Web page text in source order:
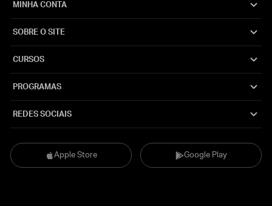
Apple Store Google Play
MINHA CONTA
SOBRE O SITE
CURSOS
PROGRAMAS
REDES SOCIAIS